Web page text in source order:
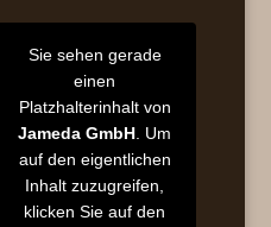
Sie sehen gerade
einen
Platzhalterinhalt von
Jameda GmbH . Um
auf den eigentlichen
Inhalt zuzugreifen,
klicken Sie auf den